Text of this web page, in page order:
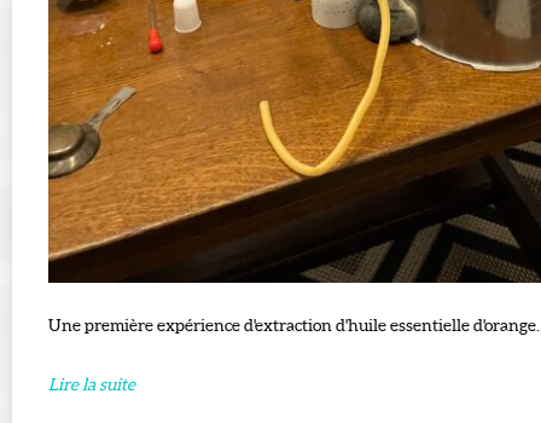
Une première expérience d'extraction d'huile essentielle
Lire la suite